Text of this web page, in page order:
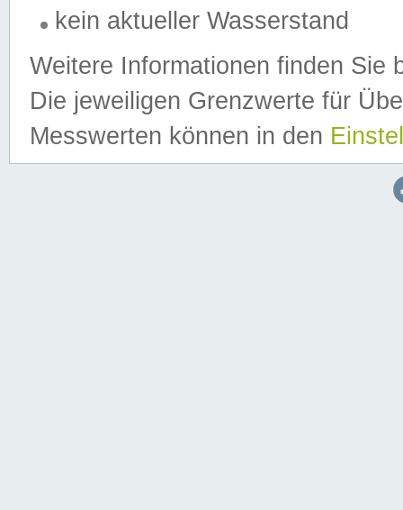
kein aktueller Wasserstand
Weitere Informationen finden Sie
Die jeweiligen Grenzwerte für
Messwerten können in den